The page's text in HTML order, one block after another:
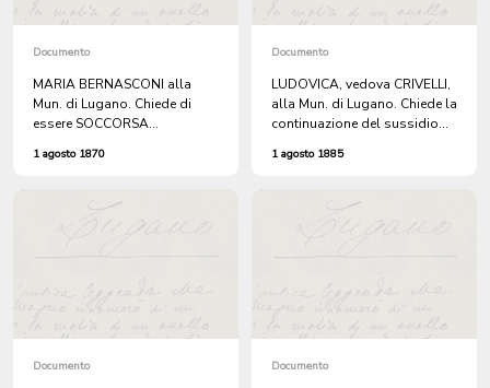
Documento
MARIA BERNASCONI alla
Mun. di Lugano. Chiede di
essere SOCCORSA
1 agosto 1870
Documento
LUDOVICA, vedova CRIVELLI,
alla Mun. di Lugano. Chiede la
continuazione del sussidio
1 agosto 1885
Documento Documento